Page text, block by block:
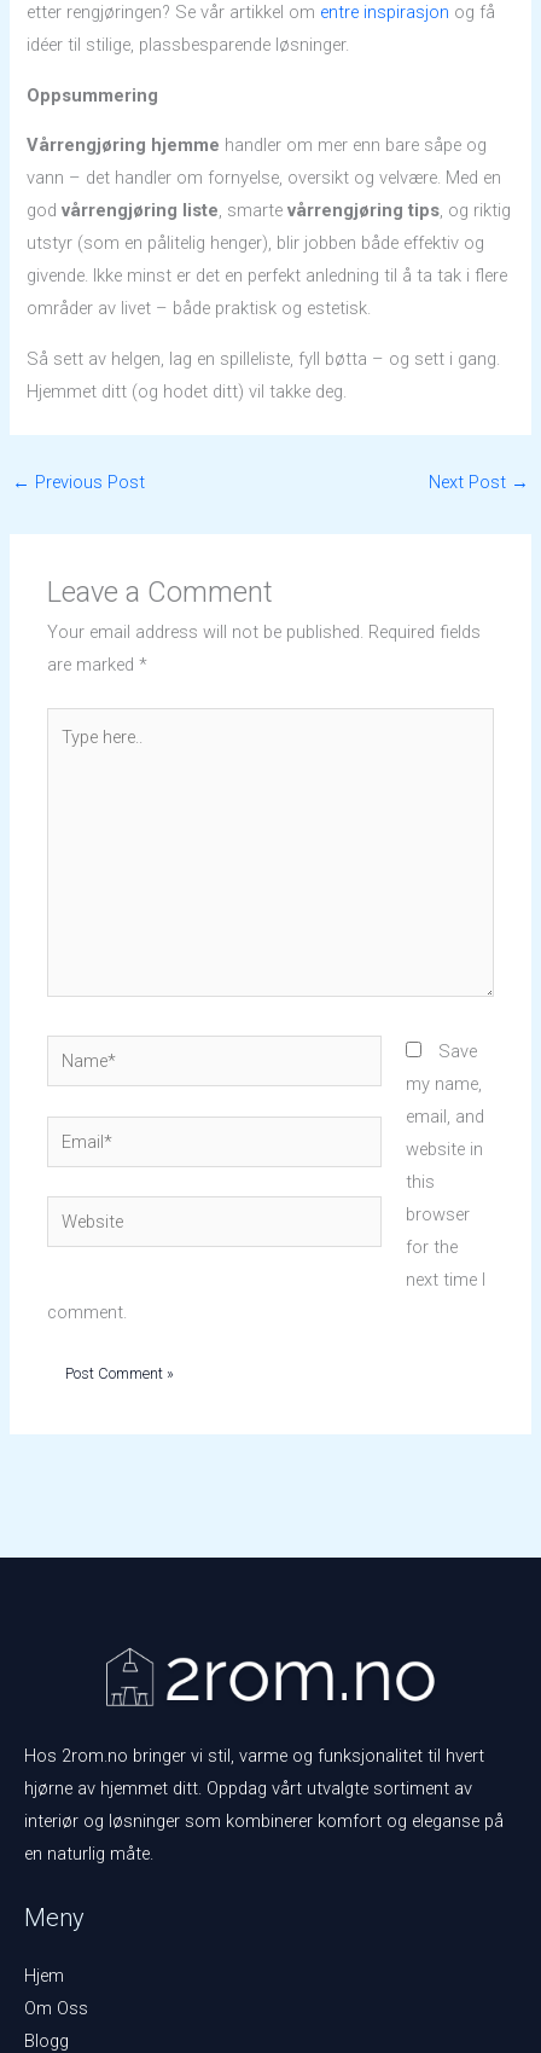
etter rengjøringen? Se vår artikkel om entre inspirasjon og få
idéer til stilige, plassbesparende løsninger.
Oppsummering
Vårrengjøring hjemme handler om mer enn bare såpe og
vann – det handler om fornyelse, oversikt og velvære. Med en
godvårrengjøring liste, smartevårrengjøring tips, og riktig
utstyr (som en pålitelig henger), blir jobben både effektiv og
givende. Ikke minst er det en perfekt anledning til å ta tak i flere
områder av livet – både praktisk og estetisk.
Så sett av helgen, lag en spilleliste, fyll bøtta – og sett i gang.
Hjemmet ditt (og hodet ditt) vil takke deg.
← Previous Post Next Post →
Leave a Comment
Your email address will not be published. Required fields
are marked*
Name*
Email*
Website
Save
my name,
email, and
website in
this
browser
for the
next time I
comment.
Hos 2rom.no bringer vi stil, varme og funksjonalitet til hvert
hjørne av hjemmet ditt. Oppdag vårt utvalgte sortiment av
interiør og løsninger som kombinerer komfort og eleganse på
en naturlig måte.
Meny
Hjem
Om Oss
Blogg